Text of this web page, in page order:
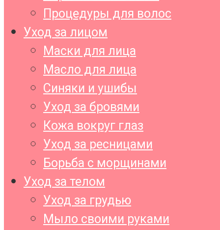
Процедуры для волос
Уход за лицом
Маски для лица
Масло для лица
Синяки и ушибы
Уход за бровями
Кожа вокруг глаз
Уход за ресницами
Борьба с морщинами
Уход за телом
Уход за грудью
Мыло своими руками